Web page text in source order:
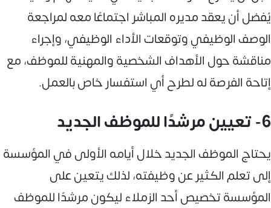
يُفضل أن يعقد مديره المباشر اجتماعًا معه لمراجعة
الوصف الوظيفي وتوقعات الأداء الوظيفي، وإجراء
مناقشة حول الأهداف الشخصية والمهنية للموظف، مع
إتاحة الفرصة له لطرح أي استفسار خاص بالعمل.
6- تعيين مرشدًا للموظف الجديد
يحتاج الموظف الجديد خلال أيامه الأولى في المؤسسة
إلى تعلم الكثير عن وظيفته، لذلك يتعين على
المؤسسة تخصيص أحد الزملاء ليكون مرشدًا للموظف